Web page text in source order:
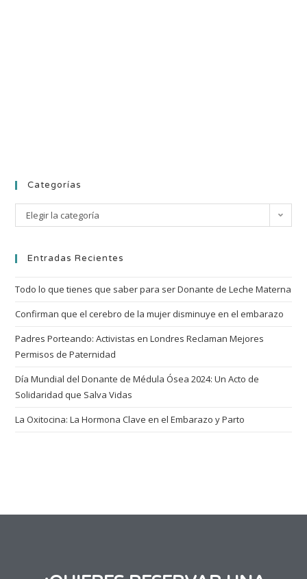
Categorías
Elegir la categoría
Entradas Recientes
Todo lo que tienes que saber para ser Donante de Leche Materna
Confirman que el cerebro de la mujer disminuye en el embarazo
Padres Porteando: Activistas en Londres Reclaman Mejores
Permisos de Paternidad
Día Mundial del Donante de Médula Ósea 2024: Un Acto de
Solidaridad que Salva Vidas
La Oxitocina: La Hormona Clave en el Embarazo y Parto